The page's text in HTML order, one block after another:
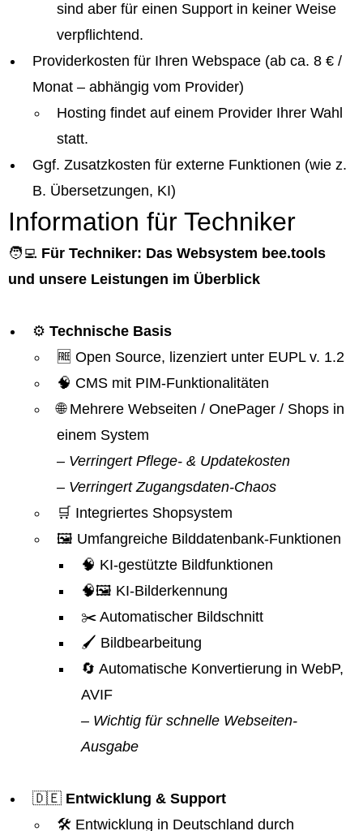
sind aber für einen Support in keiner Weise
verpflichtend.
Providerkosten für Ihren Webspace (ab ca. 8 € /
Monat – abhängig vom Provider)
Hosting findet auf einem Provider Ihrer Wahl
statt.
Ggf. Zusatzkosten für externe Funktionen (wie z.
B. Übersetzungen, KI)
Information für Techniker
🧑‍💻 Für Techniker: Das Websystem bee.tools
und unsere Leistungen im Überblick
⚙️ Technische Basis
🆓 Open Source, lizenziert unter EUPL v. 1.2
🧠 CMS mit PIM-Funktionalitäten
🌐 Mehrere Webseiten / OnePager / Shops in
einem System
– Verringert Pflege- & Updatekosten
– Verringert Zugangsdaten-Chaos
🛒 Integriertes Shopsystem
🖼️ Umfangreiche Bilddatenbank-Funktionen
🧠 KI-gestützte Bildfunktionen
🧠🖼️ KI-Bilderkennung
✂️ Automatischer Bildschnitt
🖌️ Bildbearbeitung
🔄 Automatische Konvertierung in WebP,
AVIF
– Wichtig für schnelle Webseiten-
Ausgabe
🇩🇪 Entwicklung & Support
🛠️ Entwicklung in Deutschland durch